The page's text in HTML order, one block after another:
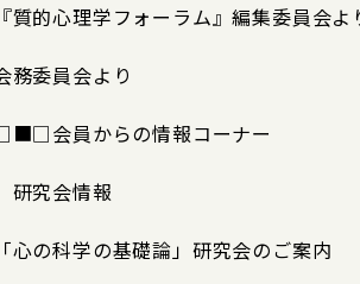
的心理学フォーラム』編集委員会よ
委員会より
会員からの情報コーナー
究会情報
の科学の基礎論」研究会のご案内